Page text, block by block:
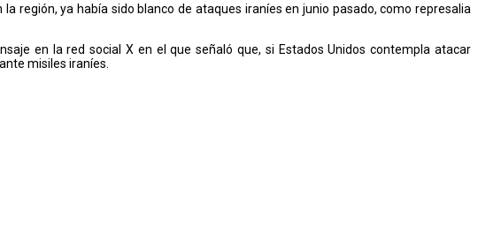
región, ya había sido blanco de ataques iraníes en junio pasado, como represalia
en la red social X en el que señaló que, si Estados Unidos contempla atacar
misiles iraníes.